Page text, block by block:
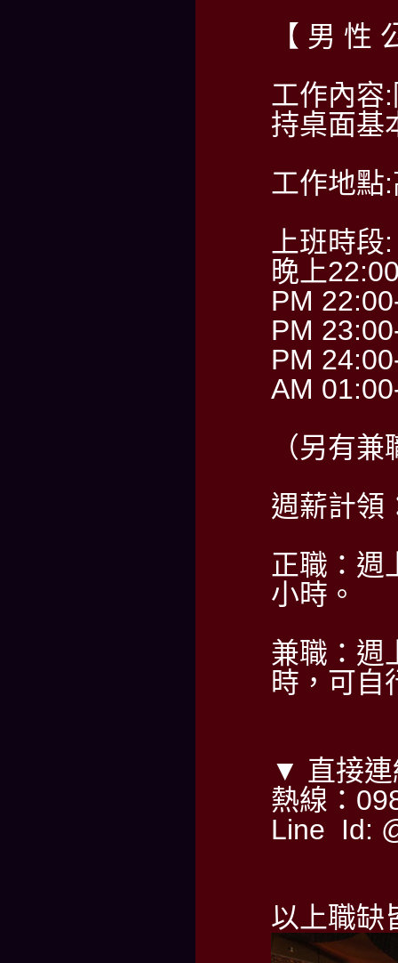
【 男 性
工作內容
持桌面基
工作地點
上班時段:
晚上
PM
PM
PM
AM
（另有
週薪計領
正職：週
小時。
兼職：週
時，可自
▼ 直接連
熱線：
Line Id:
以上職缺